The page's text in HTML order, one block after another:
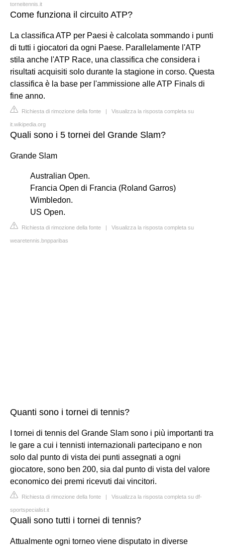
torneitennis.it
Come funziona il circuito ATP?
La classifica ATP per Paesi è calcolata sommando i punti
di tutti i giocatori da ogni Paese. Parallelamente l'ATP
stila anche l'ATP Race, una classifica che considera i
risultati acquisiti solo durante la stagione in corso. Questa
classifica è la base per l'ammissione alle ATP Finals di
fine anno.
Richiesta di rimozione della fonte | Visualizza la risposta completa su
it.wikipedia.org
Quali sono i 5 tornei del Grande Slam?
Grande Slam
Australian Open.
Francia Open di Francia (Roland Garros)
Wimbledon.
US Open.
Richiesta di rimozione della fonte | Visualizza la risposta completa su
wearetennis.bnpparibas
Quanti sono i tornei di tennis?
I tornei di tennis del Grande Slam sono i più importanti tra
le gare a cui i tennisti internazionali partecipano e non
solo dal punto di vista dei punti assegnati a ogni
giocatore, sono ben 200, sia dal punto di vista del valore
economico dei premi ricevuti dai vincitori.
Richiesta di rimozione della fonte | Visualizza la risposta completa su df-
sportspecialist.it
Quali sono tutti i tornei di tennis?
Attualmente ogni torneo viene disputato in diverse